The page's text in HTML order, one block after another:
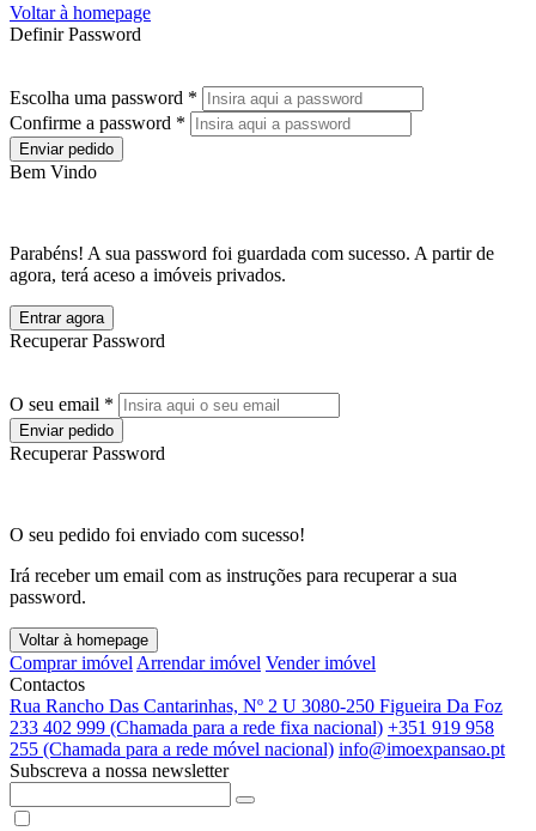
Voltar à homepage
Definir Password
Escolha uma password *
Confirme a password *
Enviar pedido
Bem Vindo
Parabéns! A sua password foi guardada com sucesso. A partir de
agora, terá aceso a imóveis privados.
Entrar agora
Recuperar Password
O seu email *
Enviar pedido
Recuperar Password
O seu pedido foi enviado com sucesso!
Irá receber um email com as instruções para recuperar a sua
password.
Voltar à homepage
Comprar imóvel Arrendar imóvel Vender imóvel
Contactos
Rua Rancho Das Cantarinhas, Nº 2 U 3080-250 Figueira Da Foz
233 402 999 (Chamada para a rede fixa nacional) +351 919 958
255 (Chamada para a rede móvel nacional) info@imoexpansao.pt
Subscreva a nossa newsletter